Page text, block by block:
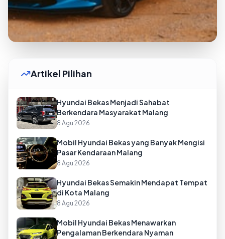
Artikel Pilihan
Hyundai Bekas Menjadi Sahabat
Berkendara Masyarakat Malang
8 Agu 2026
Mobil Hyundai Bekas yang Banyak Mengisi
Pasar Kendaraan Malang
8 Agu 2026
Hyundai Bekas Semakin Mendapat Tempat
di Kota Malang
8 Agu 2026
Mobil Hyundai Bekas Menawarkan
Pengalaman Berkendara Nyaman